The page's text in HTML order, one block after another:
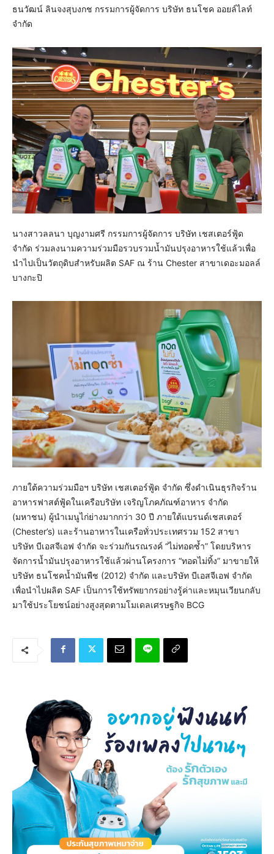
ธนวัฒน์ ลินจงสุบงกช กรรมการผู้จัดการ บริษัท ธนโชค ออยล์ไลท์
จำกัด
นางสาวลลนา บุญงามศรี กรรมการผู้จัดการ บริษัท เชสเตอร์ฟู้ด
จำกัด ร่วมลงนามความร่วมมือรวบรวมน้ำมันปรุงอาหารใช้แล้วเพื่อ
นำไปเป็นวัตถุดิบสำหรับผลิต SAF ณ ร้าน Chester สาขาเดอะมอลล์
บางกะปิ
ภายใต้ความร่วมมือฯ บริษัท เชสเตอร์ฟู้ด จำกัด ซึ่งดำเนินธุรกิจร้าน
อาหารฟาสต์ฟู้ดในเครือบริษัท เจริญโภคภัณฑ์อาหาร จำกัด
(มหาชน) ผู้นำเมนูไก่ย่างมากกว่า 30 ปี ภายใต้แบรนด์เชสเตอร์
(Chester’s) และร้านอาหารในเครือทั่วประเทศรวม 152 สาขา
บริษัท บีเอสจีเอฟ จำกัด จะร่วมกันรณรงค์ “ไม่ทอดซ้ำ” โดยบริหาร
จัดการน้ำมันปรุงอาหารใช้แล้วผ่านโครงการ “ทอดไม่ทิ้ง” มาขายให้
บริษัท ธนโชคน้ำมันพืช (2012) จำกัด และบริษัท บีเอสจีเอฟ จำกัด
เพื่อนำไปผลิต SAF เป็นการใช้ทรัพยากรอย่างรู้ค่าและหมุนเวียนกลับ
มาใช้ประโยชน์อย่างสูงสุดตามโมเดลเศรษฐกิจ BCG